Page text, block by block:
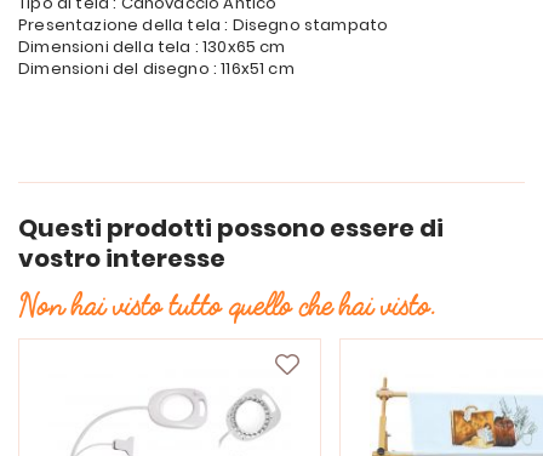
Presentazione della tela : Disegno stampato
Dimensioni della tela : 130x65 cm
Dimensioni del disegno : 116x51 cm
Questi prodotti possono essere di
vostro interesse
Non hai visto tutto quello che hai visto.